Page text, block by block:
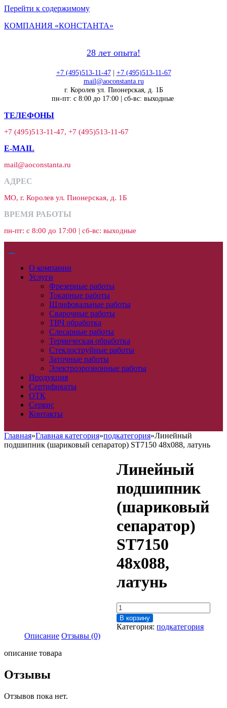
Перейти к содержимому
КОМПАНИЯ «КОНСТАНТА»
28 лет опыта!
+7 (495)513-11-47| +7 (495)513-11-67
mail@aoconstanta.ru
г. Королев ул. Пионерская, д. 1Б
пн-пт: с 8:00 до 17:00 | сб-вс: выходные
ТЕЛЕФОНЫ
+7 (495)513-11-47, +7 (495)513-11-67
E-MAIL
mail@aoconstanta.ru
АДРЕС
МО, г. Королев ул. Пионерская, д. 1Б
ВРЕМЯ РАБОТЫ
пн-пт: с 8:00 до 17:00 | сб-вс: выходные
О компании
Услуги
Фрезерные работы
Токарные работы
Шлифовальные работы
Сварочные работы
ТВЧ обработка
Слесарные работы
Термическая обработка
Стеклоструйные работы
Заточные работы
Электроэрозионные работы
Продукция
Сертификаты
ОТК
Сервис
Контакты
Главная»Главная категория»подкатегория»Линейный
подшипник (шариковый сепаратор) ST7150 48х088, латунь
Линейный
подшипник
(шариковый
сепаратор)
ST7150
48х088,
латунь
Количество
товара
Линейный
подшипник
В корзину
Категория:подкатегория
Описание Отзывы (0)
описание товара
Отзывы
Отзывов пока нет.